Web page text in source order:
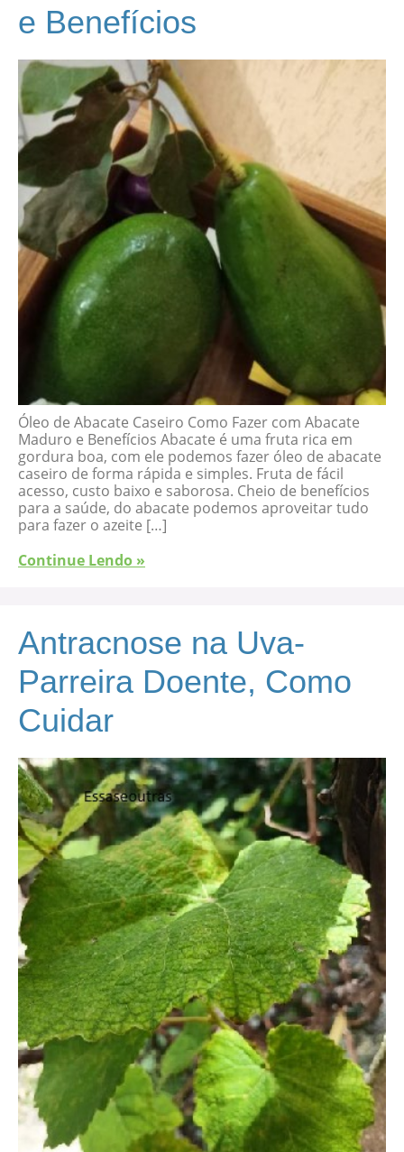
e Benefícios
Óleo de Abacate Caseiro Como Fazer com Abacate
Maduro e Benefícios Abacate é uma fruta rica em
gordura boa, com ele podemos fazer óleo de abacate
caseiro de forma rápida e simples. Fruta de fácil
acesso, custo baixo e saborosa. Cheio de benefícios
para a saúde, do abacate podemos aproveitar tudo
para fazer o azeite […]
Continue Lendo »
Antracnose na Uva-
Parreira Doente, Como
Cuidar